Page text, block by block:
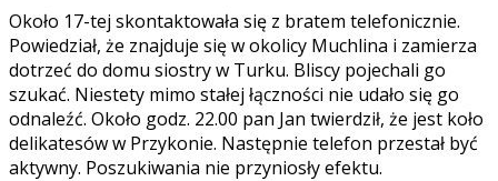
Około 17-tej skontaktowała się z bratem telefonicznie.
Powiedział, że znajduje się w okolicy Muchlina i zamierza
dotrzeć do domu siostry w Turku. Bliscy pojechali go
szukać. Niestety mimo stałej łączności nie udało się go
odnaleźć. Około godz. 22.00 pan Jan twierdził, że jest koło
delikatesów w Przykonie. Następnie telefon przestał być
aktywny. Poszukiwania nie przyniosły efektu.